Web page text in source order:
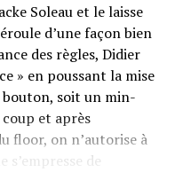
Soleau et le laisse
d’une façon bien
des règles, Didier
» en poussant la mise
bouton, soit un min-
coup et après
floor, on n’autorise à
s’empresse de